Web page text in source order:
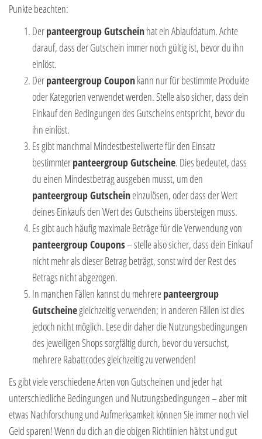
Punkte beachten:
Derpanteergroup Gutscheinhat ein Ablaufdatum. Achte
darauf, dass der Gutschein immer noch gültig ist, bevor du ihn
einlöst.
Derpanteergroup Couponkann nur für bestimmte Produkte
oder Kategorien verwendet werden. Stelle also sicher, dass dein
Einkauf den Bedingungen des Gutscheins entspricht, bevor du
ihn einlöst.
Es gibt manchmal Mindestbestellwerte für den Einsatz
bestimmterpanteergroup Gutscheine. Dies bedeutet, dass
du einen Mindestbetrag ausgeben musst, um den
panteergroup Gutscheineinzulösen, oder dass der Wert
deines Einkaufs den Wert des Gutscheins übersteigen muss.
Es gibt auch häufig maximale Beträge für die Verwendung von
panteergroup Coupons– stelle also sicher, dass dein Einkauf
nicht mehr als dieser Betrag beträgt, sonst wird der Rest des
Betrags nicht abgezogen.
In manchen Fällen kannst du mehrerepanteergroup
Gutscheinegleichzeitig verwenden; in anderen Fällen ist dies
jedoch nicht möglich. Lese dir daher die Nutzungsbedingungen
des jeweiligen Shops sorgfältig durch, bevor du versuchst,
mehrere Rabattcodes gleichzeitig zu verwenden!
Es gibt viele verschiedene Arten von Gutscheinen und jeder hat
unterschiedliche Bedingungen und Nutzungsbedingungen – aber mit
etwas Nachforschung und Aufmerksamkeit können Sie immer noch viel
Geld sparen! Wenn du dich an die obigen Richtlinien hältst und gut